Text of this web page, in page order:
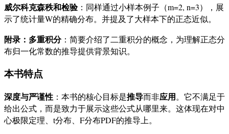
威尔科克森秩和检验：同样通过小样本例子（m=2, n=3），展
示了统计量W的精确分布。并提及了大样本下的正态近似。
附录：多重积分：简要介绍了二重积分的概念，为理解正态分
布归一化常数的推导提供背景知识。
本书特点
深度与严谨性 ：本书的核心目标是推导而非应用。它不满足于
给出公式，而是致力于展示这些公式从哪里来。这体现在对中
心极限定理、t分布、F分布PDF的推导上。